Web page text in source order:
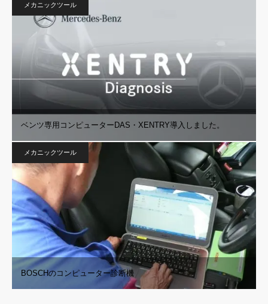
メカニックツール
ベンツ専用コンピューターDAS・XENTRY導入しました。
メカニックツール
BOSCHのコンピューター診断機